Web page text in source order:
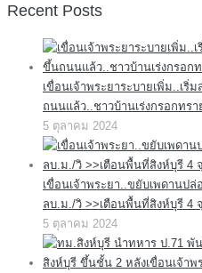
Recent Posts
เขื่อนเจ้าพระยาระบายเพิ่ม..เ
ถนนแล้ว..ชาวบ้านเร่งกรอกทร
5 ตุลาคม 2024
เขื่อนเจ้าพระยา..ขยับเพดานป
ลบ.ม./วิ >>เตือนพื้นที่สิงห์บุรี 4
5 ตุลาคม 2024